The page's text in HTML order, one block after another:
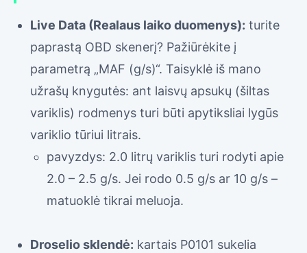
Live Data (Realaus laiko duomenys): turite
paprastą OBD skenerį? Pažiūrėkite į
parametrą „MAF (g/s)“. Taisyklė iš mano
užrašų knygutės: ant laisvų apsukų (šiltas
variklis) rodmenys turi būti apytiksliai lygūs
variklio tūriui litrais.
pavyzdys: 2.0 litrų variklis turi rodyti apie
2.0 – 2.5 g/s. Jei rodo 0.5 g/s ar 10 g/s –
matuoklė tikrai meluoja.
Droselio sklendė: kartais P0101 sukelia